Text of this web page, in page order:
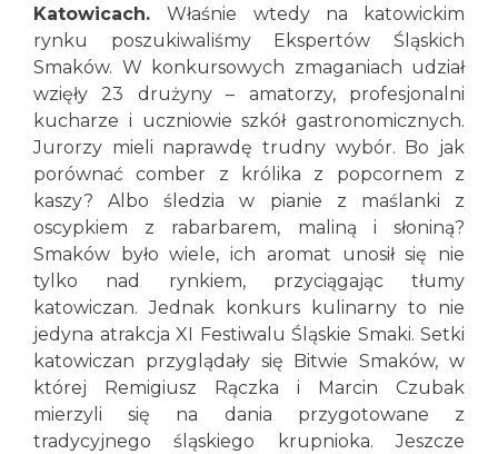
Katowicach.Właśnie wtedy na katowickim
rynku poszukiwaliśmy Ekspertów Śląskich
Smaków. W konkursowych zmaganiach udział
wzięły 23 drużyny – amatorzy, profesjonalni
kucharze i uczniowie szkół gastronomicznych.
Jurorzy mieli naprawdę trudny wybór. Bo jak
porównać comber z królika z popcornem z
kaszy? Albo śledzia w pianie z maślanki z
oscypkiem z rabarbarem, maliną i słoniną?
Smaków było wiele, ich aromat unosił się nie
tylko nad rynkiem, przyciągając tłumy
katowiczan. Jednak konkurs kulinarny to nie
jedyna atrakcja XI Festiwalu Śląskie Smaki. Setki
katowiczan przyglądały się Bitwie Smaków, w
której Remigiusz Rączka i Marcin Czubak
mierzyli się na dania przygotowane z
tradycyjnego śląskiego krupnioka. Jeszcze